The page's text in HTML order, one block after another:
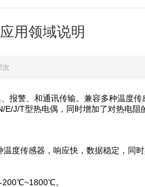
用领域说明
次
报警、和通讯传输。兼容多种温度传
J/T型热电偶，同时增加了对热电阻
度传感器，响应快，数据稳定，同
。